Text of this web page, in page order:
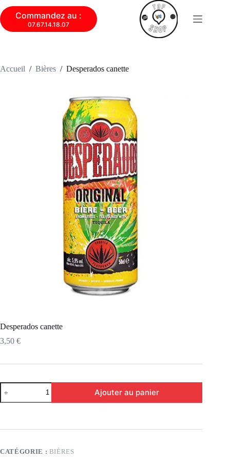
Commandez au :
07.67.14.18.07
Accueil / Bières / Desperados canette
Desperados canette
3,50 €
Ajouter au panier
CATÉGORIE : BIÈRES